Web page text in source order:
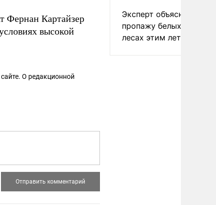
Фернан Картайзер
высокой
сайте. О редакционной
Эксперт объяснил
пропажу белых грибов
лесах этим летом